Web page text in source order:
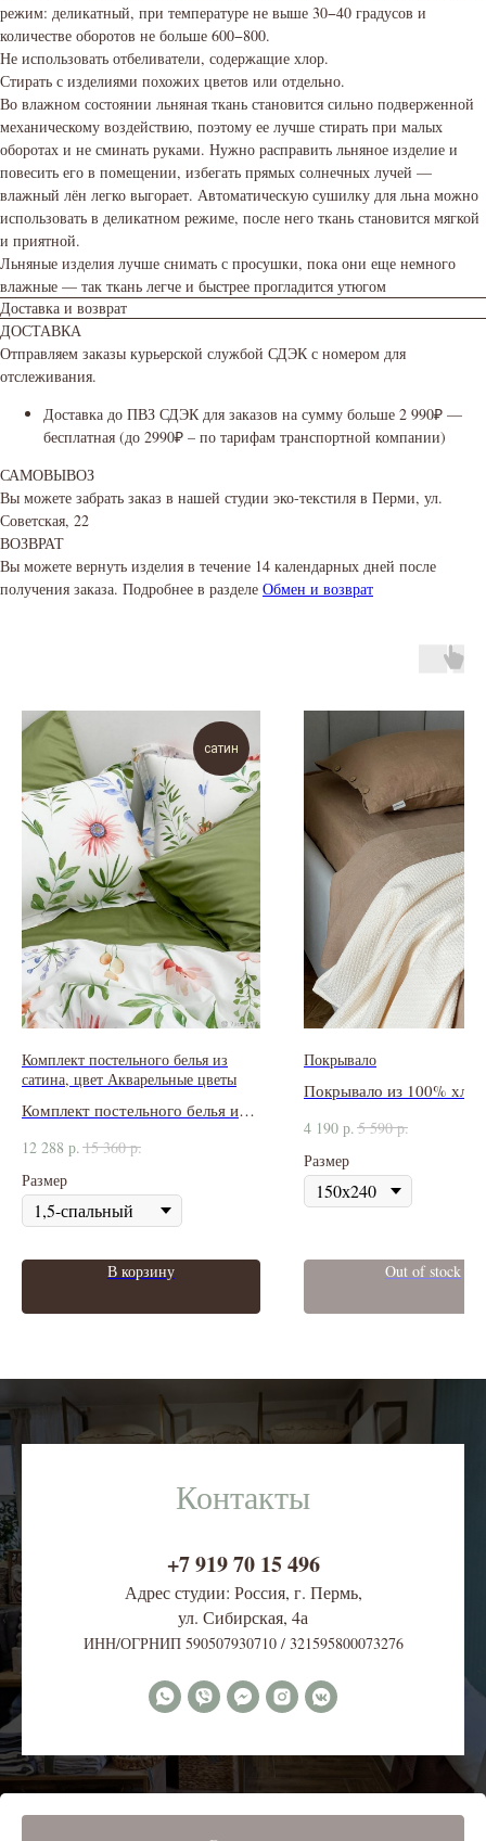
режим: деликатный, при температуре не выше 30−40 градусов и
количестве оборотов не больше 600−800.
Не использовать отбеливатели, содержащие хлор.
Стирать с изделиями похожих цветов или отдельно.
Во влажном состоянии льняная ткань становится сильно подверженной
механическому воздействию, поэтому ее лучше стирать при малых
оборотах и не сминать руками. Нужно расправить льняное изделие и
повесить его в помещении, избегать прямых солнечных лучей —
влажный лён легко выгорает. Автоматическую сушилку для льна можно
использовать в деликатном режиме, после него ткань становится мягкой
и приятной.
Льняные изделия лучше снимать с просушки, пока они еще немного
влажные — так ткань легче и быстрее прогладится утюгом
Доставка и возврат
ДОСТАВКА
Отправляем заказы курьерской службой СДЭК с номером для
отслеживания.
Доставка до ПВЗ СДЭК для заказов на сумму больше 2 990₽ —
бесплатная (до 2990₽ – по тарифам транспортной компании)
САМОВЫВОЗ
Вы можете забрать заказ в нашей студии эко-текстиля в Перми, ул.
Советская, 22
ВОЗВРАТ
Вы можете вернуть изделия в течение 14 календарных дней после
получения заказа. Подробнее в разделе Обмен и возврат
сатин
Комплект постельного белья из
сатина, цвет Акварельные цветы
Комплект постельного белья из
12 288 р. 15 360 р.
Размер
В корзину
Покрывало
Покрывало из 100%
4 190 р. 5 590 р.
Размер
Out of stock
Контакты
+7 919 70 15 496
Адрес студии: Россия, г. Пермь,
ул. Сибирская, 4а
ИНН/ОГРНИП 590507930710 / 321595800073276